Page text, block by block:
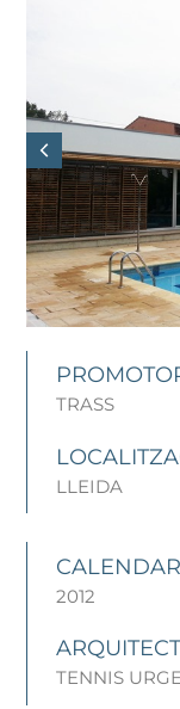
TRASS
LLEIDA
2012
TENNIS